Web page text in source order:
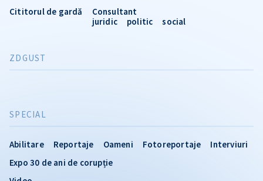
SPECIAL
Abilitare Reportaje Oameni Fotoreportaje
Interviuri
Expo 30 de ani de corupție
Cititorul de gardă
Consultant
juridic
politic social
ZDGUST